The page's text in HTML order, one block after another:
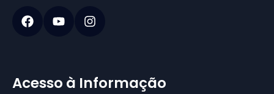
Acesso à Informação